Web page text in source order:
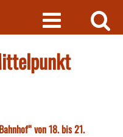
von 18. bis 21.